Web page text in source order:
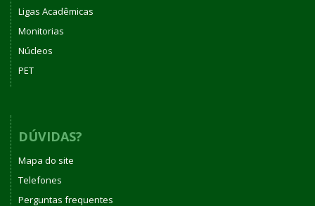
Ligas Acadêmicas
Monitorias
Núcleos
PET
DÚVIDAS?
Mapa do site
Telefones
Perguntas frequentes